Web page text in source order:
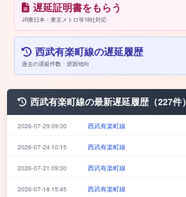
遅延証明書をもらう
JR東日本・東京メトロ等18社対応
西武有楽町線の遅延履歴
過去の遅延件数・原因傾向
西武有楽町線の最新遅延履歴（227件）
2026-07-29 09:30 西武有楽町線
2026-07-24 10:15 西武有楽町線
2026-07-21 09:30 西武有楽町線
2026-07-18 15:45 西武有楽町線